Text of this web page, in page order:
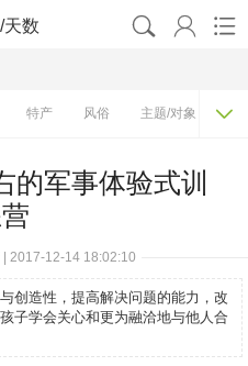
天数   
特产 风俗 主题/对象 费

的军事体验式训
2017-12-14 18:02:10
创造性，提高解决问题的能力，改
子学会关心和更为融洽地与他人合